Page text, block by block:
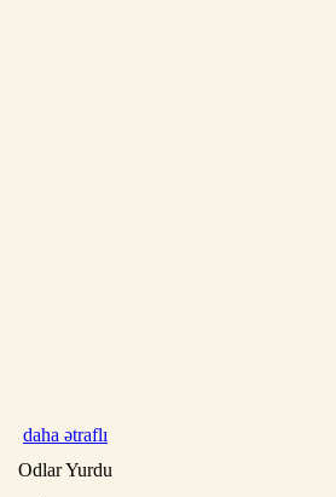
daha ətraflı
Odlar Yurdu